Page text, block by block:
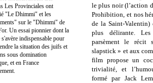
le plus noir (l’action
Prohibition, et nos
de la Saint-Valentin)
plus délirante.
parsèment le récit
slapstick » et aux
film propose un
trivialité, et
formé par Jack
Les Provinciales ont
"Le Dhimmi" et les
sur le "Dhimmi" de
Un essai pionnier dont la
s'avère indispensable pour
la situation des juifs et
sous domination
et en France